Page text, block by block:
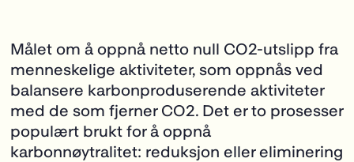
Målet om å oppnå netto null CO2-utslipp fra
menneskelige aktiviteter, som oppnås ved
balansere karbonproduserende aktiviteter
med de som fjerner CO2. Det er to prosesser
populært brukt for å oppnå
karbonnøytralitet: reduksjon eller eliminering